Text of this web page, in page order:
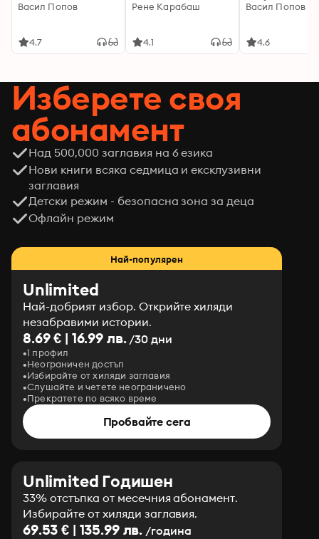
Васил Попов
4.7
Рене Карабаш
4.1
Васил Попов
4.6
Изберете своя
абонамент
Над 500,000 заглавия на 6 езика
Нови книги всяка седмица и ексклузивни
заглавия
Детски режим - безопасна зона за деца
Офлайн режим
Най-популярен
Unlimited
Най-добрият избор. Открийте хиляди
незабравими истории.
8.69 € | 16.99 лв./30 дни
1 профил
Неограничен достъп
Избирайте от хиляди заглавия
Слушайте и четете неограничено
Прекратете по всяко време
Пробвайте сега
Unlimited Годишен
33% отстъпка от месечния абонамент.
Избирайте от хиляди заглавия.
69.53 € | 135.99 лв. /година